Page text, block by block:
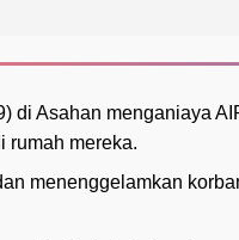
di Asahan menganiaya
rumah mereka.
menenggelamkan